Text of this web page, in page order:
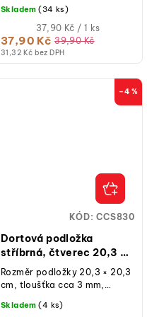
31,32 Kč bez DPH
37,90 Kč 39,90 Kč
Měrná
cena:
37,90 Kč / 1 ks
Skladem (34 ks)
–4 %
Dortová podložka
stříbrná, čtverec 20,3 x
20,3 cm, výška 3 mm
Skladem (4 ks)
Rozměr podložky 20,3 × 20,3
cm, tloušťka cca 3 mm,
KÓD:CCS830